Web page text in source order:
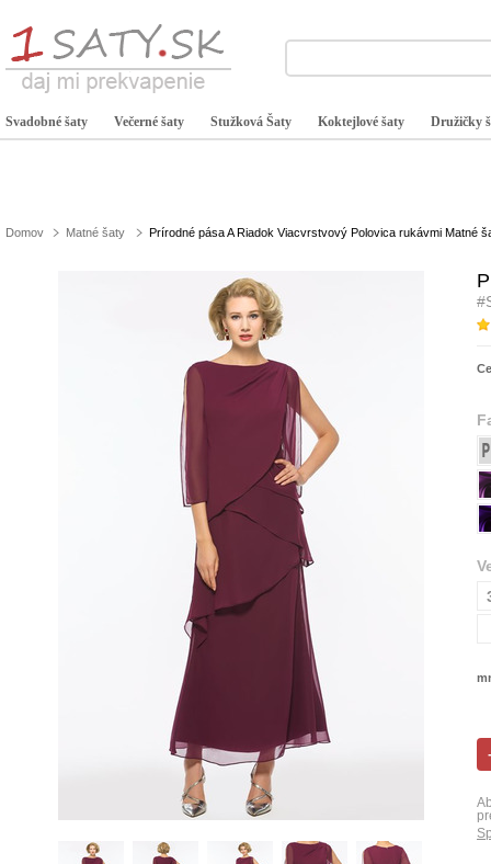
Svadobné šaty Večerné šaty Stužková Šaty Koktejlové šaty Družičky
Domov Matné šaty Prírodné pása A Riadok Viacvrstvový Polovica rukávmi Matné